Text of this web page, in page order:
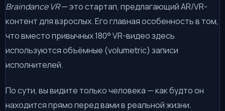
Braindance VR— это стартап, предлагающий AR/VR-
контент для взрослых. Его главная особенность в том,
что вместо привычных 180° VR-видео здесь
используются объёмные (volumetric) записи
исполнителей.
По сути, вы видите только человека — как будто он
находится прямо перед вами в реальной жизни.